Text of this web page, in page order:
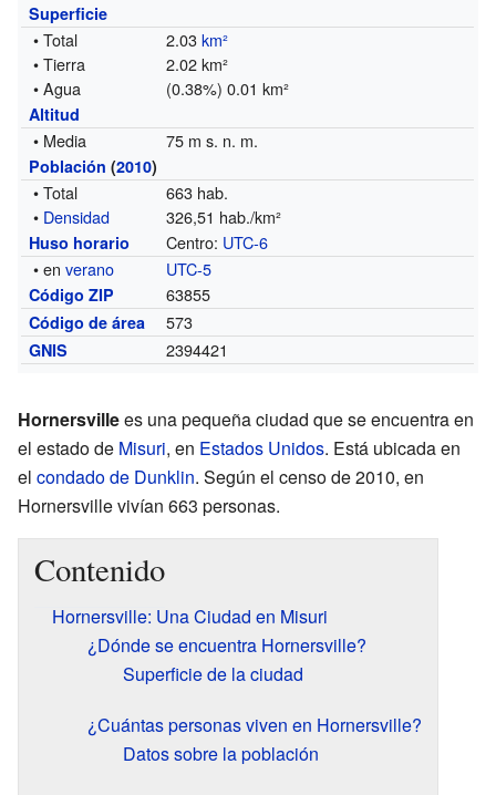
Superficie
• Total 2.03km²
• Tierra
2.02 km²
• Agua
(0.38%) 0.01 km²
Altitud
• Media 75 m s. n. m.
Población (2010)
• Total
663 hab.
• Densidad 326,51 hab./km²
Huso horario Centro: UTC-6
• enverano UTC-5
Código ZIP 63855
Código de área 573
GNIS 2394421
Hornersvillees una pequeña ciudad que se encuentra en
el estado de Misuri, en Estados Unidos. Está ubicada en
el condado de Dunklin. Según el censo de 2010, en
Hornersville vivían 663 personas.
Contenido
Hornersville: Una Ciudad en Misuri
¿Dónde se encuentra Hornersville?
Superficie de la ciudad
¿Cuántas personas viven en Hornersville?
Datos sobre la población